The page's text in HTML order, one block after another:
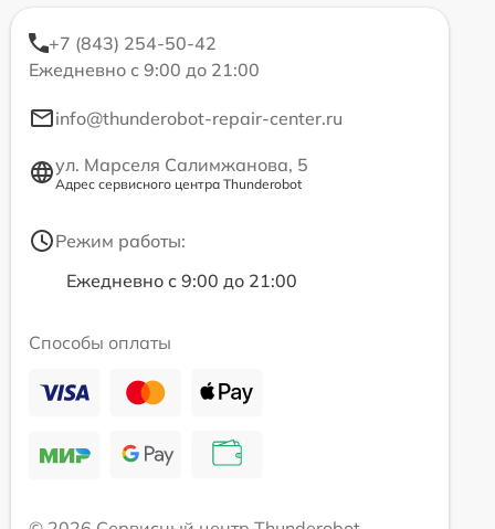
+7 (843) 254-50-42
Ежедневно с 9:00 до 21:00
info@thunderobot-repair-center.ru
ул. Марселя Салимжанова, 5
Адрес сервисного центра Thunderobot
Режим работы:
Ежедневно с 9:00 до 21:00
Способы оплаты